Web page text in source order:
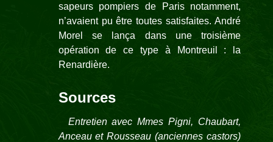
sapeurs pompiers de Paris notamment,
n’avaient pu être toutes satisfaites. André
Morel se lança dans une troisième
opération de ce type à Montreuil : la
Renardière.
Sources
Entretien avec Mmes Pigni, Chaubart,
Anceau et Rousseau (anciennes castors)